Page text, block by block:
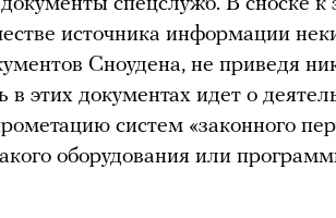
источника информации
Сноудена, не приведя
в этих документах идет о
систем «законного
оборудования или